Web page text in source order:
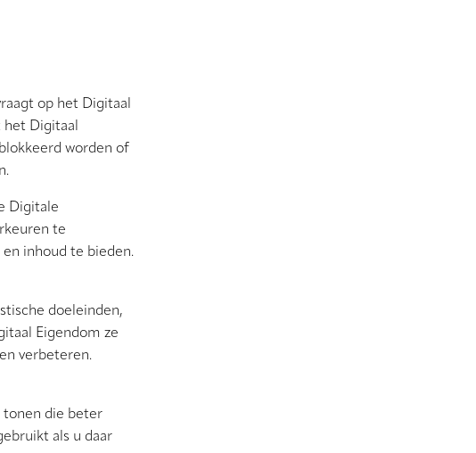
op het Digitaal
Digitaal
worden of
Digitale
te
inhoud te bieden.
doeleinden,
Eigendom ze
verbeteren.
tonen die beter
als u daar